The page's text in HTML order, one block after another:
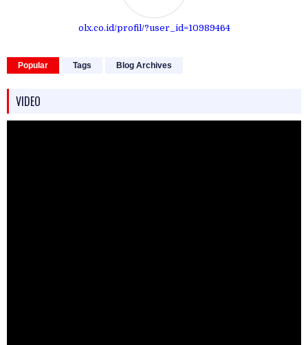
olx.co.id/profil/?user_id=10989464
Popular Tags Blog Archives
VIDEO